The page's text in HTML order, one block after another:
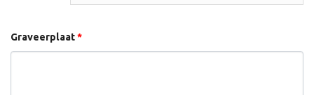
Graveerplaat*